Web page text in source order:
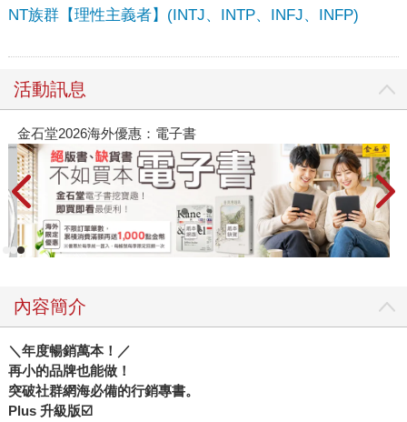
NT族群【理性主義者】(INTJ、INTP、INFJ、INFP)
活動訊息
春光ｘ奇幻基地｜全書系展
內容簡介
＼年度暢銷萬本！／
再小的品牌也能做！
突破社群網海必備的行銷專書。
Plus 升級版☑️